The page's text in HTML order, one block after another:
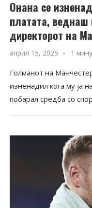
Онана се
платата, веднаш
директорот на
април 15, 2025 1
Голманот на
изненадил кога му ја
побарал средба со